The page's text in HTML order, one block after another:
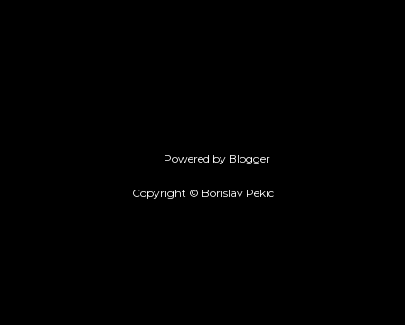
Powered by Blogger
Copyright © Borislav Pekic